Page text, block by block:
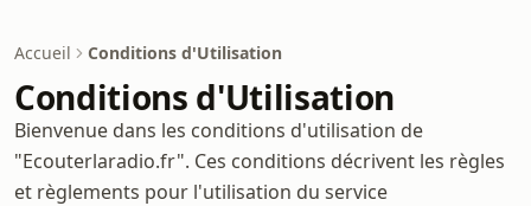
Accueil Conditions d'Utilisation
Conditions d'Utilisation
Bienvenue dans les conditions d'utilisation de
"Ecouterlaradio.fr". Ces conditions décrivent les règles
et règlements pour l'utilisation du service